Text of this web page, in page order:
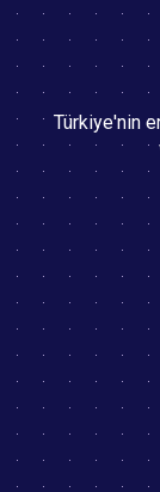
Türkiye'nin